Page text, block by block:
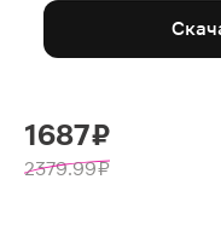
1687 ₽
2379.99 ₽